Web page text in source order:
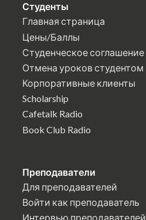
Студенты
Главная страница
Цены/Баллы
Студенческое соглашение
Отмена уроков студентом
Корпоративные клиенты
Scholarship
Cafetalk Radio
Book Club Radio
Преподаватели
Для преподавателей
Войти как преподаватель
Интервью преподавателей